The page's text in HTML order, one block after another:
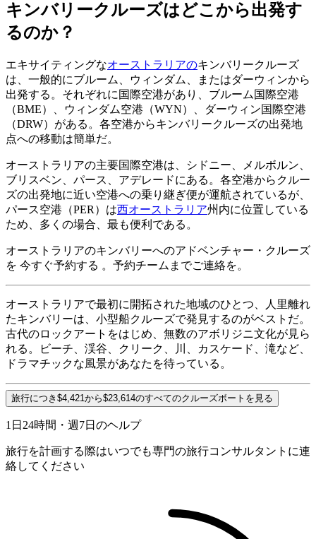
キンバリークルーズはどこから出発す
るのか？
エキサイティングなオーストラリアのキンバリークルーズ
は、一般的にブルーム、ウィンダム、またはダーウィンから
出発する。それぞれに国際空港があり、ブルーム国際空港
（BME）、ウィンダム空港（WYN）、ダーウィン国際空港
（DRW）がある。各空港からキンバリークルーズの出発地
点への移動は簡単だ。
オーストラリアの主要国際空港は、シドニー、メルボルン、
ブリスベン、パース、アデレードにある。各空港からクルー
ズの出発地に近い空港への乗り継ぎ便が運航されているが、
パース空港（PER）は西オーストラリア州内に位置している
ため、多くの場合、最も便利である。
オーストラリアのキンバリーへのアドベンチャー・クルーズ
を 今すぐ予約する 。予約チームまでご連絡を。
オーストラリアで最初に開拓された地域のひとつ、人里離れ
たキンバリーは、小型船クルーズで発見するのがベストだ。
古代のロックアートをはじめ、無数のアボリジニ文化が見ら
れる。ビーチ、渓谷、クリーク、川、カスケード、滝など、
ドラマチックな風景があなたを待っている。
旅行につき$4,421から$23,614のすべてのクルーズボートを見る
1日24時間・週7日のヘルプ
旅行を計画する際はいつでも専門の旅行コンサルタントに連
絡してください